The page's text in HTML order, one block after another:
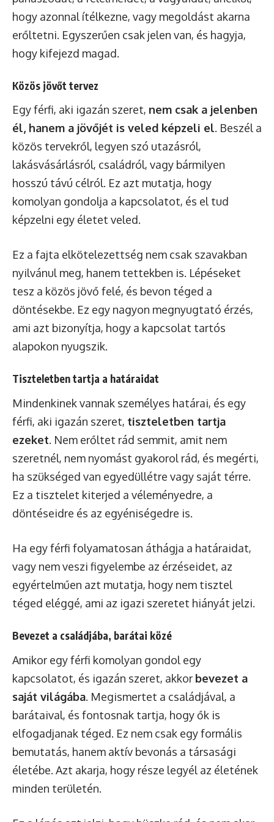
hogy azonnal ítélkezne, vagy megoldást akarna
erőltetni. Egyszerűen csak jelen van, és hagyja,
hogy kifejezd magad.
Közös jövőt tervez
Egy férfi, aki igazán szeret, nem csak a jelenben
él, hanem a jövőjét is veled képzeli el. Beszél a
közös tervekről, legyen szó utazásról,
lakásvásárlásról, családról, vagy bármilyen
hosszú távú célról. Ez azt mutatja, hogy
komolyan gondolja a kapcsolatot, és el tud
képzelni egy életet veled.
Ez a fajta elkötelezettség nem csak szavakban
nyilvánul meg, hanem tettekben is. Lépéseket
tesz a közös jövő felé, és bevon téged a
döntésekbe. Ez egy nagyon megnyugtató érzés,
ami azt bizonyítja, hogy a kapcsolat tartós
alapokon nyugszik.
Tiszteletben tartja a határaidat
Mindenkinek vannak személyes határai, és egy
férfi, aki igazán szeret, tiszteletben tartja
ezeket. Nem erőltet rád semmit, amit nem
szeretnél, nem nyomást gyakorol rád, és megérti,
ha szükséged van egyedüllétre vagy saját térre.
Ez a tisztelet kiterjed a véleményedre, a
döntéseidre és az egyéniségedre is.
Ha egy férfi folyamatosan áthágja a határaidat,
vagy nem veszi figyelembe az érzéseidet, az
egyértelműen azt mutatja, hogy nem tisztel
téged eléggé, ami az igazi szeretet hiányát jelzi.
Bevezet a családjába, barátai közé
Amikor egy férfi komolyan gondol egy
kapcsolatot, és igazán szeret, akkor bevezet a
saját világába. Megismertet a családjával, a
barátaival, és fontosnak tartja, hogy ők is
elfogadjanak téged. Ez nem csak egy formális
bemutatás, hanem aktív bevonás a társasági
életébe. Azt akarja, hogy része legyél az életének
minden területén.